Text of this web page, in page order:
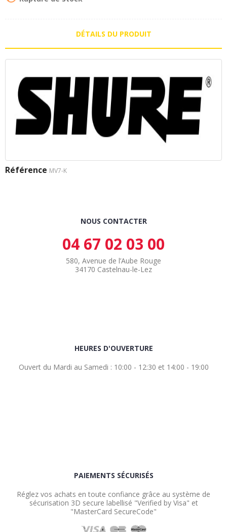
DÉTAILS DU PRODUIT
Référence MV7-K
NOUS CONTACTER
04 67 02 03 00
580, Avenue de l’Aube Rouge
34170 Castelnau-le-Lez
HEURES D'OUVERTURE
Ouvert du Mardi au Samedi : 10:00 - 12:30 et 14:00 - 19:00
PAIEMENTS SÉCURISÉS
Réglez vos achats en toute confiance grâce au système de
sécurisation 3D secure labellisé "Verified by Visa" et
"MasterCard SecureCode"